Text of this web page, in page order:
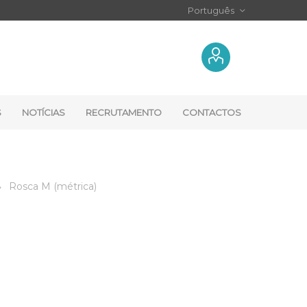
NOTÍCIAS RECRUTAMENTO CONTACTOS
Rosca M (métrica)